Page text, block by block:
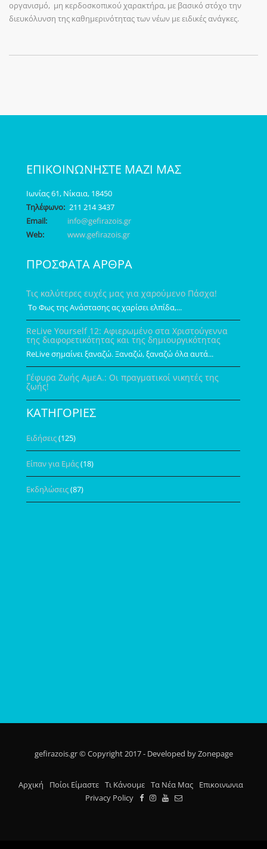
οργανισμό, μη κερδοσκοπικού χαρακτήρα, με βασικό στόχο την
διευκόλυνση της καθημερινότητας των νέων με ειδικές ανάγκες.
ΕΠΙΚΟΙΝΩΝΗΣΤΕ ΜΑΖΙ ΜΑΣ
Ιωνίας 61, Νίκαια, 18450
Τηλέφωνο:211 214 3437
Email:
info@gefirazois.gr
Web:
www.gefirazois.gr
ΠΡΟΣΦΑΤΑ ΑΡΘΡΑ
Τις καλύτερες ευχές μας για χαρούμενο Πάσχα!
Το Φως της Ανάστασης ας χαρίσει ελπίδα,...
ReLive Yourself 12: Αφιερωμένο στα Χριστούγεννα
της διαφορετικότητας και της δημιουργικότητας
ReLive σημαίνει ξαναζώ. Ξαναζώ, ξαναζώ όλα αυτά...
Γέφυρα Ζωής ΑμεΑ.: Οι πραγματικοί νικητές της
ζωής!
ΚΑΤΗΓΟΡΙΕΣ
Ειδήσεις(125)
Είπαν για Εμάς(18)
Εκδηλώσεις(87)
gefirazois.gr © Copyright 2017 - Developed by Zonepage
Αρχική Ποίοι Είμαστε Τι Κάνουμε Τα Νέα Μας
Επικοινωνια
Privacy Policy